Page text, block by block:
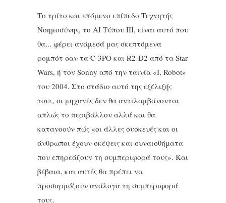
Το τρίτο και επόμενο επίπεδο Τεχνητής
Νοημοσύνης, το ΑΙ Τύπου ΙΙΙ, είναι αυτό που
θα... φέρει ανάμεσά μας σκεπτόμενα
ρομπότ σαν τα C-3PO και R2-D2 από τα Star
Wars, ή τον Sonny από την ταινία «I, Robot»
του 2004. Στο στάδιο αυτό της εξέλιξής
τους, οι μηχανές δεν θα αντιλαμβάνονται
απλώς το περιβάλλον αλλά και θα
κατανοούν πώς «οι άλλες συσκευές και οι
άνθρωποι έχουν σκέψεις και συναισθήματα
που επηρεάζουν τη συμπεριφορά τους». Και
βέβαια, και αυτές θα πρέπει να
προσαρμόζουν ανάλογα τη συμπεριφορά
τους.